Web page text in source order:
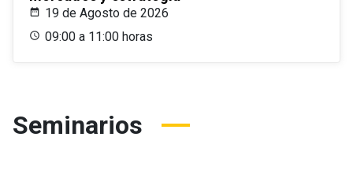
19 de Agosto de 2026
09:00 a 11:00 horas
Seminarios